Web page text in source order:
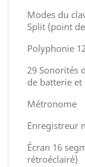
Modes du
Split (point
Polyphonie
29 Sonorités
de batterie et
Métronome
Enregistreur
Écran 16
rétroéclairé)